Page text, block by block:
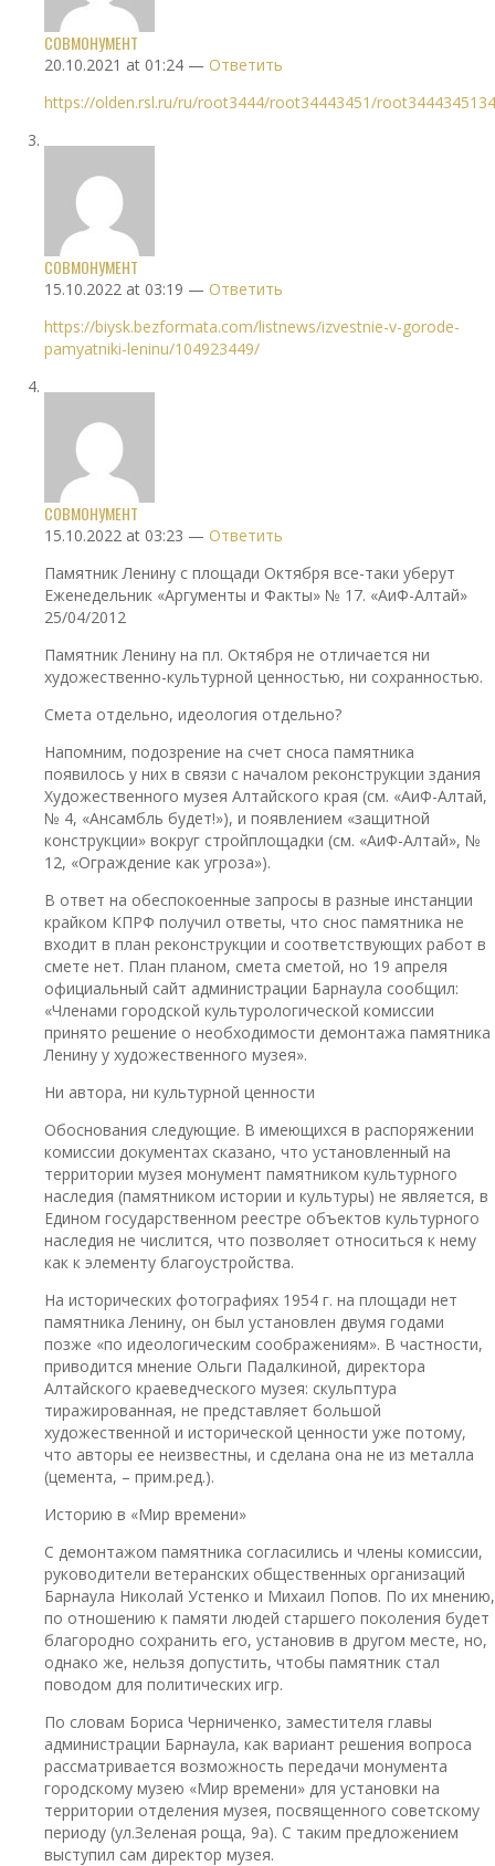
СОВМОНУМЕНТ
20.10.2021 at 01:24 — Ответить
https://olden.rsl.ru/ru/root3444/root34443451/
СОВМОНУМЕНТ
15.10.2022 at 03:19 — Ответить
https://biysk.bezformata.com/listnews/izvestnie-v-gorode-
pamyatniki-leninu/104923449/
СОВМОНУМЕНТ
15.10.2022 at 03:23 — Ответить
Памятник Ленину с площади Октября все-таки уберут
Еженедельник «Аргументы и Факты» № 17. «АиФ-Алтай»
25/04/2012
Памятник Ленину на пл. Октября не отличается ни
художественно-культурной ценностью, ни сохранностью.
Смета отдельно, идеология отдельно?
Напомним, подозрение на счет сноса памятника
появилось у них в связи с началом реконструкции здания
Художественного музея Алтайского края (см. «АиФ-Алтай,
№ 4, «Ансамбль будет!»), и появлением «защитной
конструкции» вокруг стройплощадки (см. «АиФ-Алтай», №
12, «Ограждение как угроза»).
В ответ на обеспокоенные запросы в разные инстанции
крайком КПРФ получил ответы, что снос памятника не
входит в план реконструкции и соответствующих работ в
смете нет. План планом, смета сметой, но 19 апреля
официальный сайт администрации Барнаула сообщил:
«Членами городской культурологической комиссии
принято решение о необходимости демонтажа памятника
Ленину у художественного музея».
Ни автора, ни культурной ценности
Обоснования следующие. В имеющихся в распоряжении
комиссии документах сказано, что установленный на
территории музея монумент памятником культурного
наследия (памятником истории и культуры) не является, в
Едином государственном реестре объектов культурного
наследия не числится, что позволяет относиться к нему
как к элементу благоустройства.
На исторических фотографиях 1954 г. на площади нет
памятника Ленину, он был установлен двумя годами
позже «по идеологическим соображениям». В частности,
приводится мнение Ольги Падалкиной, директора
Алтайского краеведческого музея: скульптура
тиражированная, не представляет большой
художественной и исторической ценности уже потому,
что авторы ее неизвестны, и сделана она не из металла
(цемента, – прим.ред.).
Историю в «Мир времени»
С демонтажом памятника согласились и члены комиссии,
руководители ветеранских общественных организаций
Барнаула Николай Устенко и Михаил Попов. По их мнению,
по отношению к памяти людей старшего поколения будет
благородно сохранить его, установив в другом месте, но,
однако же, нельзя допустить, чтобы памятник стал
поводом для политических игр.
По словам Бориса Черниченко, заместителя главы
администрации Барнаула, как вариант решения вопроса
рассматривается возможность передачи монумента
городскому музею «Мир времени» для установки на
территории отделения музея, посвященного советскому
периоду (ул.Зеленая роща, 9а). С таким предложением
выступил сам директор музея.